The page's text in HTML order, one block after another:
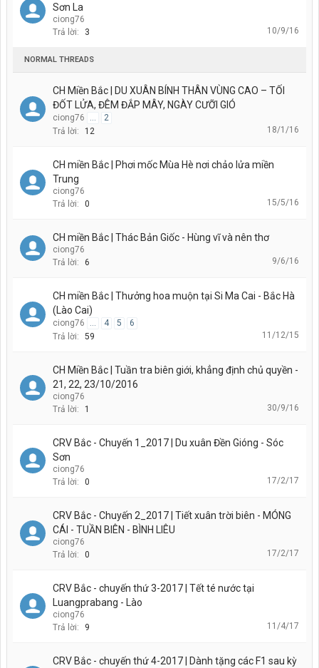
Sơn La
ciong76
Trả lời:
3 10/9/16
NORMAL THREADS
CH Miền Bắc | DU XUÂN BÍNH THÂN VÙNG CAO – TỐI
ĐỐT LỬA, ĐÊM ĐẮP MÂY, NGÀY CƯỠI GIÓ
ciong76 ...
2
Trả lời:
12 18/1/16
CH miền Bắc | Phơi mốc Mùa Hè nơi chảo lửa miền
Trung
ciong76
Trả lời:
0 15/5/16
CH miền Bắc | Thác Bản Giốc - Hùng vĩ và nên thơ
ciong76
Trả lời:
6 9/6/16
CH miền Bắc | Thưởng hoa muộn tại Si Ma Cai - Bắc Hà
(Lào Cai)
ciong76 ... 4 5
6
Trả lời:
59 11/12/15
CH Miền Bắc | Tuần tra biên giới, khẳng định chủ quyền -
21, 22, 23/10/2016
ciong76
Trả lời:
1 30/9/16
CRV Bắc - Chuyến 1_2017 | Du xuân Đền Gióng - Sóc
Sơn
ciong76
Trả lời:
0 17/2/17
CRV Bắc - Chuyến 2_2017 | Tiết xuân trời biên - MÓNG
CÁI - TUẦN BIÊN - BÌNH LIÊU
ciong76
Trả lời:
0 17/2/17
CRV Bắc - chuyến thứ 3-2017 | Tết té nước tại
Luangprabang - Lào
ciong76
Trả lời:
9 11/4/17
CRV Bắc - chuyến thứ 4-2017 | Dành tặng các F1 sau kỳ